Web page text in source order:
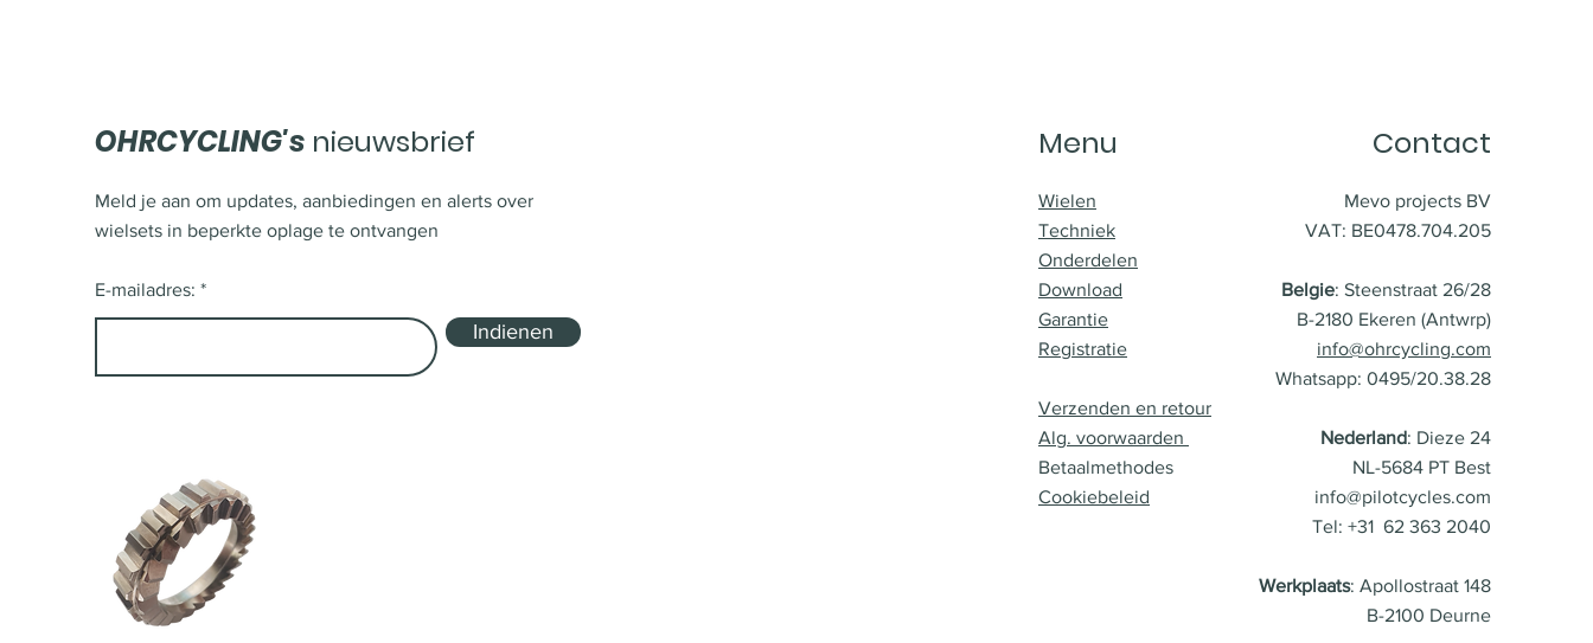
OHRCYCLING's nieuwsbrief
Meld je aan om updates, aanbiedingen en alerts over
wielsets in beperkte oplage te ontvangen
E-mailadres:
Indienen
Menu Contact
Wielen
Techniek
Onderdelen
Download
Garantie
Registratie
Verzenden en retour
Alg. voorwaarden
Betaalmethodes
Cookiebeleid
Mevo projects BV
VAT: BE0478.704.205
Belgie: Steenstraat 26/28
B-2180 Ekeren (Antwrp)
info@ohrcycling.com
Whatsapp: 0495/20.38.28
Nederland: Dieze 24
NL-5684 PT Best
info@pilotcycles.com
Tel: +31 62 363 2040
Werkplaats: Apollostraat 148
B-2100 Deurne